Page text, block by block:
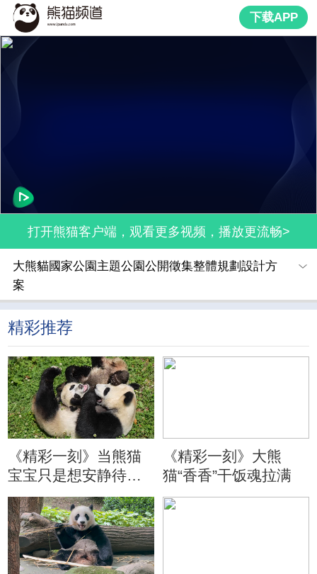
下载APP
打开熊猫客户端，观看更多视频，播放更流畅>
大熊貓國家公園主題公園公開徵集整體規劃設計方
案
精彩推荐
《精彩一刻》当熊猫
宝宝只是想安静待会
儿
《精彩一刻》大熊
猫“香香”干饭魂拉满